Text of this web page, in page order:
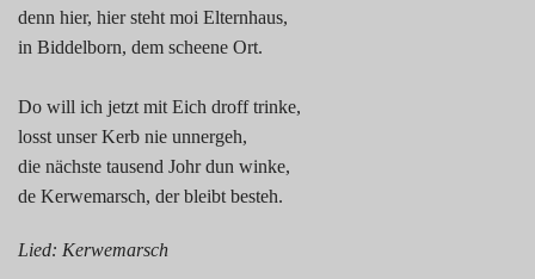
denn hier, hier steht moi Elternhaus,
in Biddelborn, dem scheene Ort.
Do will ich jetzt mit Eich droff trinke,
losst unser Kerb nie unnergeh,
die nächste tausend Johr dun winke,
de Kerwemarsch, der bleibt besteh.
Lied: Kerwemarsch